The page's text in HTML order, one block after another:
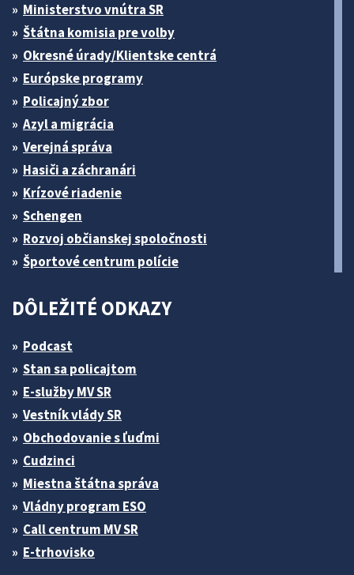
Ministerstvo vnútra SR
Štátna komisia pre volby
Okresné úrady/Klientske centrá
Európske programy
Policajný zbor
Azyl a migrácia
Verejná správa
Hasiči a záchranári
Krízové riadenie
Schengen
Rozvoj občianskej spoločnosti
Športové centrum polície
DÔLEŽITÉ ODKAZY
Podcast
Stan sa policajtom
E-služby MV SR
Vestník vlády SR
Obchodovanie s ľuďmi
Cudzinci
Miestna štátna správa
Vládny program ESO
Call centrum MV SR
E-trhovisko